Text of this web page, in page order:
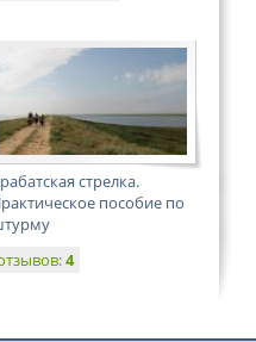
стрелка.
пособие по
4